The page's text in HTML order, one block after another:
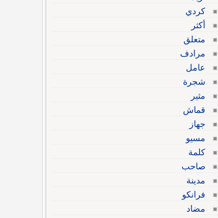
كردي
أكثر
متعلق
مرادف
عامل
شجرة
مثير
قماش
جهاز
مسيو
كلمة
صاحب
مدينة
فرانكو
مضاد